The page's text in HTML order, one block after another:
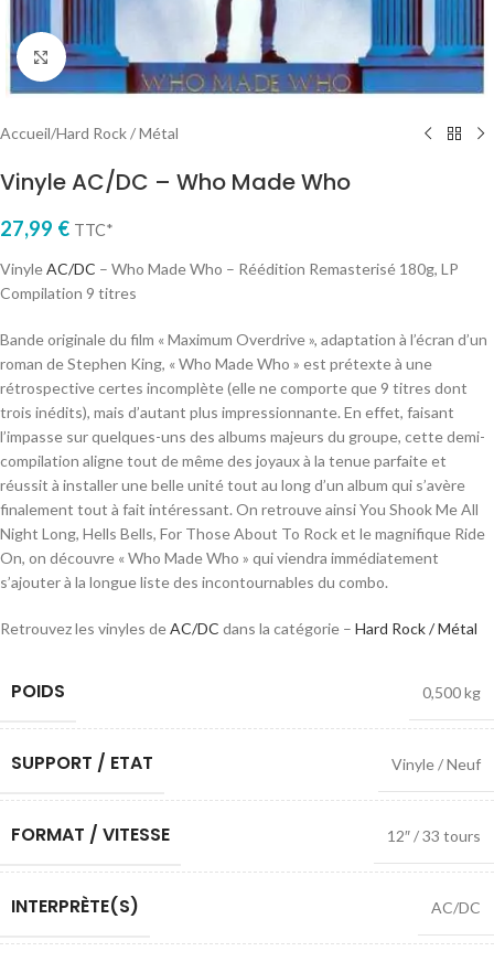
Cliquez pour agrandir
Accueil/Hard Rock / Métal
Vinyle AC/DC – Who Made Who
27,99 € TTC*
VinyleAC/DC – Who Made Who – Réédition Remasterisé 180g, LP
Compilation 9 titres
Bande originale du film « Maximum Overdrive », adaptation à l’écran d’un
roman de Stephen King, « Who Made Who » est prétexte à une
rétrospective certes incomplète (elle ne comporte que 9 titres dont
trois inédits), mais d’autant plus impressionnante. En effet, faisant
l’impasse sur quelques-uns des albums majeurs du groupe, cette demi-
compilation aligne tout de même des joyaux à la tenue parfaite et
réussit à installer une belle unité tout au long d’un album qui s’avère
finalement tout à fait intéressant. On retrouve ainsi You Shook Me All
Night Long, Hells Bells, For Those About To Rock et le magnifique Ride
On, on découvre « Who Made Who » qui viendra immédiatement
s’ajouter à la longue liste des incontournables du combo.
Retrouvez les vinyles deAC/DC dans la catégorie – Hard Rock / Métal
POIDS 0,500 kg
SUPPORT / ETAT Vinyle / Neuf
FORMAT / VITESSE 12″ / 33 tours
INTERPRÈTE(S) AC/DC